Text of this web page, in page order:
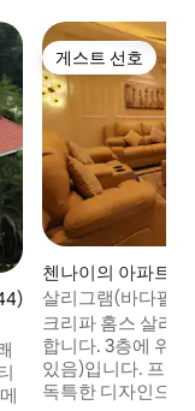
점(5점 만점), 후기 44
게스트 선호
게스트 선호
첸나이의 아파트
살리그램(바다팔
3Bhk
크리파 홈스 살리
합니다. 3층에 위치한 새 3BHK(엘리베이터
있음)입니다. 프로
독특한 디자인으